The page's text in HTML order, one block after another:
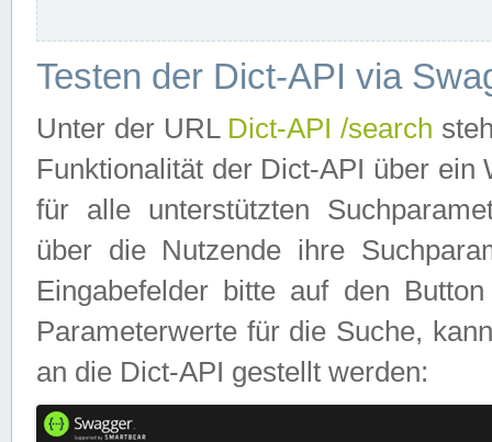
Testen der Dict-API via
Unter der URL Dict-API /search
Funktionalität der Dict-API über
für alle unterstützten
über die Nutzende ihre
Eingabefelder bitte auf den
Parameterwerte für die Suche,
an die Dict-API gestellt werden: